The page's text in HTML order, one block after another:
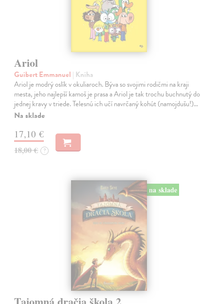
Ariol
Guibert Emmanuel | Kniha
Ariol je modrý oslík v okuliaroch. Býva so svojimi rodičmi na kraji
mesta, jeho najlepší kamoš je prasa a Ariol je tak trochu buchnutý do
jednej kravy v triede. Telesnú ich učí navrčaný kohút (namojdušu!)…
Na sklade
17,10 €
18,00 € ?
na sklade